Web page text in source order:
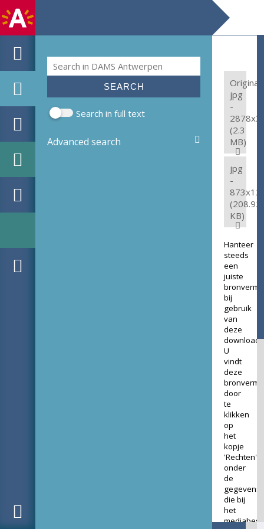
Search form
Search
Search in full text
Advanced search
Original:
jpg
-
(2.3
MB)
jpg
-
(208.92
KB)
Hanteer
steeds
een
juiste
bij
gebruik
van
deze
download.
U
vindt
deze
door
te
klikken
op
het
kopje
'Rechten'
onder
de
gegevens
die bij
het